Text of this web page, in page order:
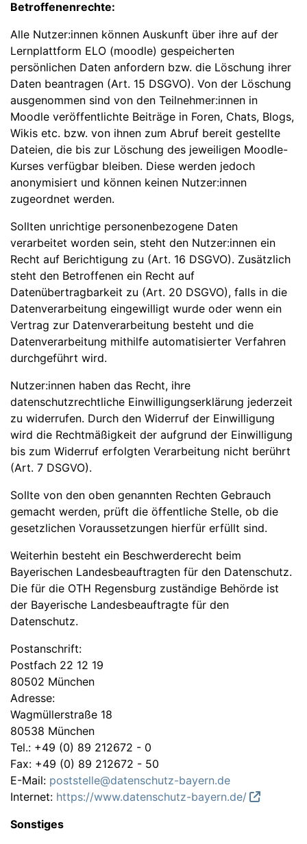
Betroffenenrechte:
Alle Nutzer:innen können Auskunft über ihre auf der
Lernplattform ELO (moodle) gespeicherten
persönlichen Daten anfordern bzw. die Löschung ihrer
Daten beantragen (Art. 15 DSGVO). Von der Löschung
ausgenommen sind von den Teilnehmer:innen in
Moodle veröffentlichte Beiträge in Foren, Chats, Blogs,
Wikis etc. bzw. von ihnen zum Abruf bereit gestellte
Dateien, die bis zur Löschung des jeweiligen Moodle-
Kurses verfügbar bleiben. Diese werden jedoch
anonymisiert und können keinen Nutzer:innen
zugeordnet werden.
Sollten unrichtige personenbezogene Daten
verarbeitet worden sein, steht den Nutzer:innen ein
Recht auf Berichtigung zu (Art. 16 DSGVO). Zusätzlich
steht den Betroffenen ein Recht auf
Datenübertragbarkeit zu (Art. 20 DSGVO), falls in die
Datenverarbeitung eingewilligt wurde oder wenn ein
Vertrag zur Datenverarbeitung besteht und die
Datenverarbeitung mithilfe automatisierter Verfahren
durchgeführt wird.
Nutzer:innen haben das Recht, ihre
datenschutzrechtliche Einwilligungserklärung jederzeit
zu widerrufen. Durch den Widerruf der Einwilligung
wird die Rechtmäßigkeit der aufgrund der Einwilligung
bis zum Widerruf erfolgten Verarbeitung nicht berührt
(Art. 7 DSGVO).
Sollte von den oben genannten Rechten Gebrauch
gemacht werden, prüft die öffentliche Stelle, ob die
gesetzlichen Voraussetzungen hierfür erfüllt sind.
Weiterhin besteht ein Beschwerderecht beim
Bayerischen Landesbeauftragten für den Datenschutz.
Die für die OTH Regensburg zuständige Behörde ist
der Bayerische Landesbeauftragte für den
Datenschutz.
Postanschrift:
Postfach 22 12 19
80502 München
Adresse:
Wagmüllerstraße 18
80538 München
Tel.: +49 (0) 89 212672 - 0
Fax: +49 (0) 89 212672 - 50
E-Mail: poststelle@datenschutz-bayern.de
Internet: https://www.datenschutz-bayern.de/
Sonstiges